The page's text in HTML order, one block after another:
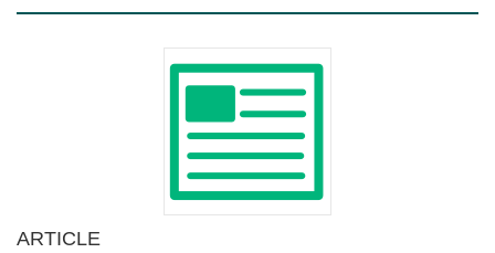
ARTICLE